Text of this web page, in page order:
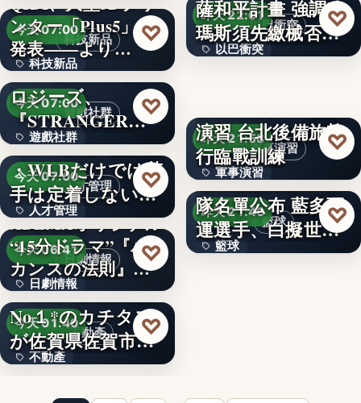
文字
科技新品
今天 07:00
科技新品
18%
ンター「Plus5」を
発表——より…
♡
遊戲社群
今天 07:00
遊戲社群
文字
シンセカイテクノ
ロジーズ、
『STRANGER
THAN…
♡
人才管理
今天 07:00
人才管理
文字
【9/2 富山】賃上げ
・WLBだけでは若
手は定着しない？
…
♡
日劇情報
今天 06:41
日劇情報
5
ABEMAオリジナル
“15分ドラマ”『バ
カンスの法則』
の…
♡
不動產
今天 01:40
不動產
中古住宅買取再販
No１*のカチタス
が佐賀県佐賀市の
「空家…
♡
「コグー」などの
967
以巴衝突
昨天 22:01
以巴衝突
薩和平計畫 強調哈
瑪斯須先繳械否則
不撤軍
♡
中東政局
60%
納坦雅胡強硬表態：
哈瑪斯不繳械，以軍
政治風暴
文字
店家「蓋住蔣萬安
簽名」遭刷一星
♡
軍事演習
昨天 21:58
軍事演習
文字
演習 台北後備旅執
行臨戰訓練
♡
籃球
昨天 21:46
籃球
瓊斯盃籃球賽中華
隊名單公布 藍多亞
運選手、白擬世大
運陣容
♡